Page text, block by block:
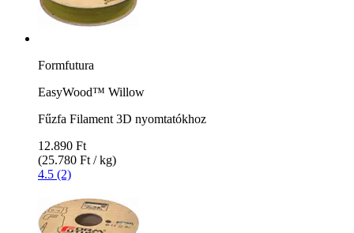
Formfutura
EasyWood™ Willow
Fűzfa Filament 3D nyomtatókhoz
12.890 Ft
(25.780 Ft / kg)
4.5 (2)